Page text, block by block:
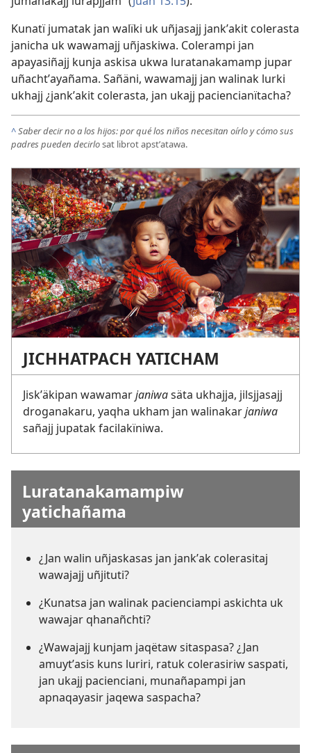
Kunatï jumatak jan walïki uk uñjasajj jankʼakit colerasta
janicha uk wawamajj uñjaskiwa. Colerampi jan
apayasiñajj kunja askisa ukwa luratanakamamp jupar
uñachtʼayañama. Sañäni, wawamajj jan walinak lurki
ukhajj ¿jankʼakit colerasta, jan ukajj paciencianïtacha?
^Saber decir no a los hijos: por qué los niños necesitan oírlo y cómo sus
padres pueden decirlosat librot apstʼatawa.
JICHHATPACH YATICHAM
Jiskʼäkipan wawamarjaniwasäta ukhajja, jilsjjasajj
droganakaru, yaqha ukham jan walinakarjaniwa
sañajj jupatak facilakïniwa.
Luratanakamampiw
yatichañama
¿Jan walin uñjaskasas jan jankʼak colerasitaj
wawajajj uñjituti?
¿Kunatsa jan walinak pacienciampi askichta uk
wawajar qhanañchti?
¿Wawajajj kunjam jaqëtaw sitaspasa? ¿Jan
amuytʼasis kuns luriri, ratuk colerasiriw saspati,
jan ukajj pacienciani, munañapampi jan
apnaqayasir jaqewa saspacha?